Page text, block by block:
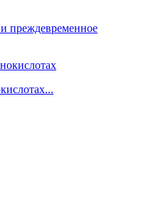
преждевременное